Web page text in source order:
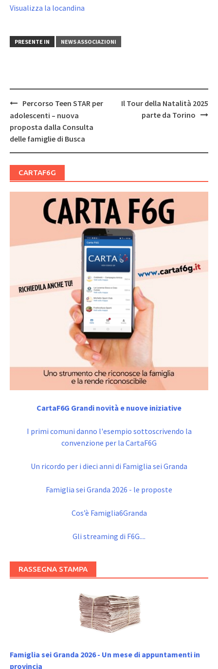
Visualizza la locandina
PRESENTE IN NEWS ASSOCIAZIONI
Post
navigation
Percorso Teen STAR per
adolescenti – nuova
proposta dalla Consulta
delle famiglie di Busca
Il Tour della Natalità 2025
parte da Torino
CARTAF6G
CartaF6G Grandi novità e nuove iniziative
I primi comuni danno l'esempio sottoscrivendo la
convenzione per la CartaF6G
Un ricordo per i dieci anni di Famiglia sei Granda
Famiglia sei Granda 2026 - le proposte
Cos’è Famiglia6Granda
Gli streaming di F6G....
RASSEGNA STAMPA
Famiglia sei Granda 2026 - Un mese di appuntamenti in
provincia